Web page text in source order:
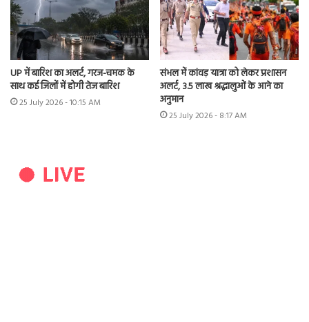
UP में बारिश का अलर्ट, गरज-चमक के
साथ कई जिलों में होगी तेज बारिश
25 July 2026 - 10:15 AM
संभल में कांवड़ यात्रा को लेकर प्रशासन
अलर्ट, 3.5 लाख श्रद्धालुओं के आने का
अनुमान
25 July 2026 - 8:17 AM